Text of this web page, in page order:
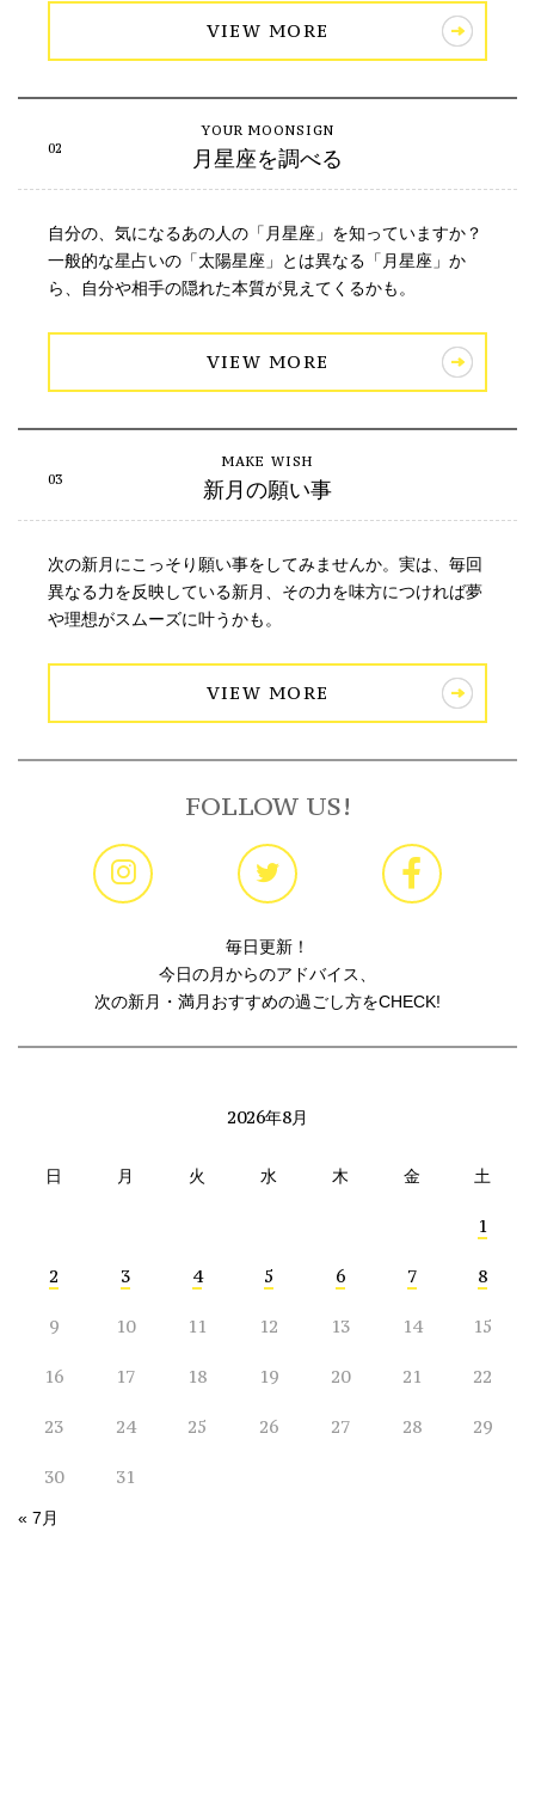
VIEW MORE
月星座を調べる
自分の、気になるあの人の「月星座」を知っていますか？
一般的な星占いの「太陽星座」とは異なる「月星座」か
ら、自分や相手の隠れた本質が見えてくるかも。
VIEW MORE
新月の願い事
次の新月にこっそり願い事をしてみませんか。実は、毎回
異なる力を反映している新月、その力を味方につければ夢
や理想がスムーズに叶うかも。
VIEW MORE
FOLLOW US!
毎日更新！
今日の月からのアドバイス、
次の新月・満月おすすめの過ごし方をCHECK!
2026年8月
日 月 火 水 木 金 土
1
2 3 4 5 6 7 8
9 10 11 12 13 14 15
16 17 18 19 20 21 22
23 24 25 26 27 28 29
30 31
« 7月